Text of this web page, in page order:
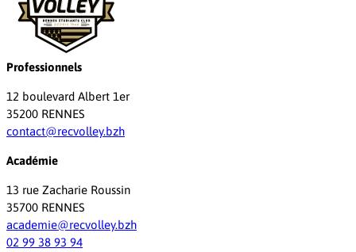
Professionnels
12 boulevard Albert 1er
35200 RENNES
contact@recvolley.bzh
Académie
13 rue Zacharie Roussin
35700 RENNES
academie@recvolley.bzh
02 99 38 93 94